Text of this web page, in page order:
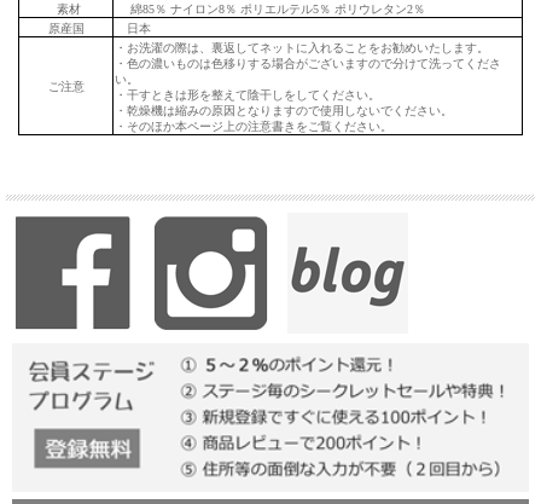
素材
綿85％ ナイロン8％ ポリエルテル5％ ポリウレタン2％
原産国
日本
ご注意
・お洗濯の際は、裏返してネットに入れることをお勧めいたします。
・色の濃いものは色移りする場合がございますので分けて洗ってくださ
い。
・干すときは形を整えて陰干しをしてください。
・乾燥機は縮みの原因となりますので使用しないでください。
・そのほか本ページ上の注意書きをご覧ください。